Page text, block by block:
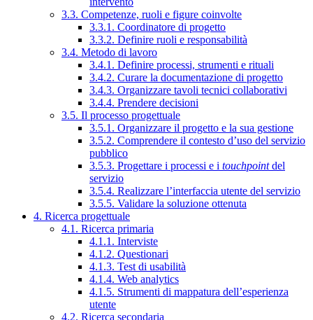
3.3. Competenze, ruoli e figure coinvolte
3.3.1. Coordinatore di progetto
3.3.2. Definire ruoli e responsabilità
3.4. Metodo di lavoro
3.4.1. Definire processi, strumenti e rituali
3.4.2. Curare la documentazione di progetto
3.4.3. Organizzare tavoli tecnici collaborativi
3.4.4. Prendere decisioni
3.5. Il processo progettuale
3.5.1. Organizzare il progetto e la sua gestione
3.5.2. Comprendere il contesto d’uso del servizio
pubblico
3.5.3. Progettare i processi e i touchpointdel
servizio
3.5.4. Realizzare l’interfaccia utente del servizio
3.5.5. Validare la soluzione ottenuta
4. Ricerca progettuale
4.1. Ricerca primaria
4.1.1. Interviste
4.1.2. Questionari
4.1.3. Test di usabilità
4.1.4. Web analytics
4.1.5. Strumenti di mappatura dell’esperienza
utente
4.2. Ricerca secondaria